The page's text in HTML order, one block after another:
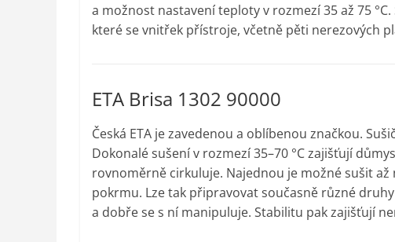
a možnost nastavení teploty v rozmezí 35 až 75
které se vnitřek přístroje, včetně pěti nerezových
ETA Brisa 1302 90000
Česká ETA je zavedenou a oblíbenou značkou.
Dokonalé sušení v rozmezí 35–70 °C zajišťují
rovnoměrně cirkuluje. Najednou je možné sušit
pokrmu. Lze tak připravovat současně různé
a dobře se s ní manipuluje. Stabilitu pak zajišťují